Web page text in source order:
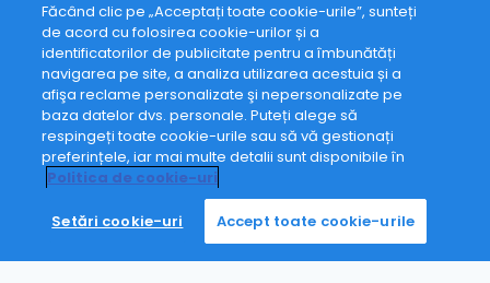
Făcând clic pe „Acceptați toate cookie-urile”, sunteți
de acord cu folosirea cookie-urilor și a
identificatorilor de publicitate pentru a îmbunătăți
navigarea pe site, a analiza utilizarea acestuia și a
afişa reclame personalizate şi nepersonalizate pe
baza datelor dvs. personale. Puteți alege să
respingeți toate cookie-urile sau să vă gestionați
preferințele, iar mai multe detalii sunt disponibile în
Politica de cookie-uri
Setări cookie-uri Accept toate cookie-urile